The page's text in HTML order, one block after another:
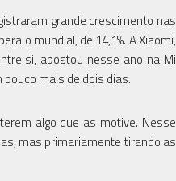
grande crescimento nas
o mundial, de 14,1%. A Xiaomi,
si, apostou nesse ano na Mi
mais de dois dias.
algo que as motive. Nesse
mas primariamente tirando as